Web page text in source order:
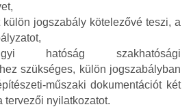
jogszabály kötelezővé teszi, a
hatóság szakhatósági
szükséges, külön jogszabályban
műszaki dokumentációt két
tervezői nyilatkozatot.